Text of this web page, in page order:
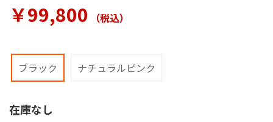
￥99,800 （税込）
ブラック ナチュラルピンク
在庫なし
リ
最
初
す